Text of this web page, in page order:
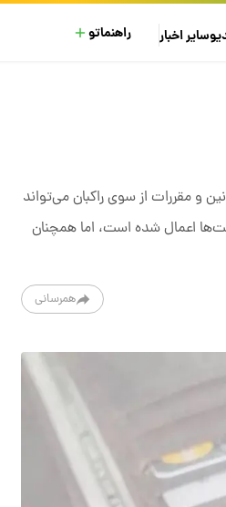
سایراخبار راهنماتو
و مقررات از سوی راکبان می‌تواند
اعمال شده است، اما همچنان
همرسانی